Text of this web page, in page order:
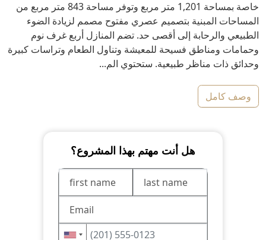
خاصة بمساحة 1,201 متر مربع وتوفر مساحة 843 متر مربع من
المساحات المبنية بتصميم عصري مفتوح مصمم لزيادة الضوء
الطبيعي والرحابة إلى أقصى حد. تضم المنازل أربع غرف نوم
وحمامات ومناطق فسيحة للمعيشة وتناول الطعام وتراسات كبيرة
وحدائق ذات مناظر طبيعية. ستحتوي الم...
وصف كامل
هل أنت مهتم بهذا المشروع؟